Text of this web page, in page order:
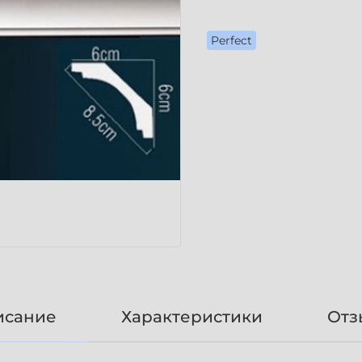
Perfect
Характеристики